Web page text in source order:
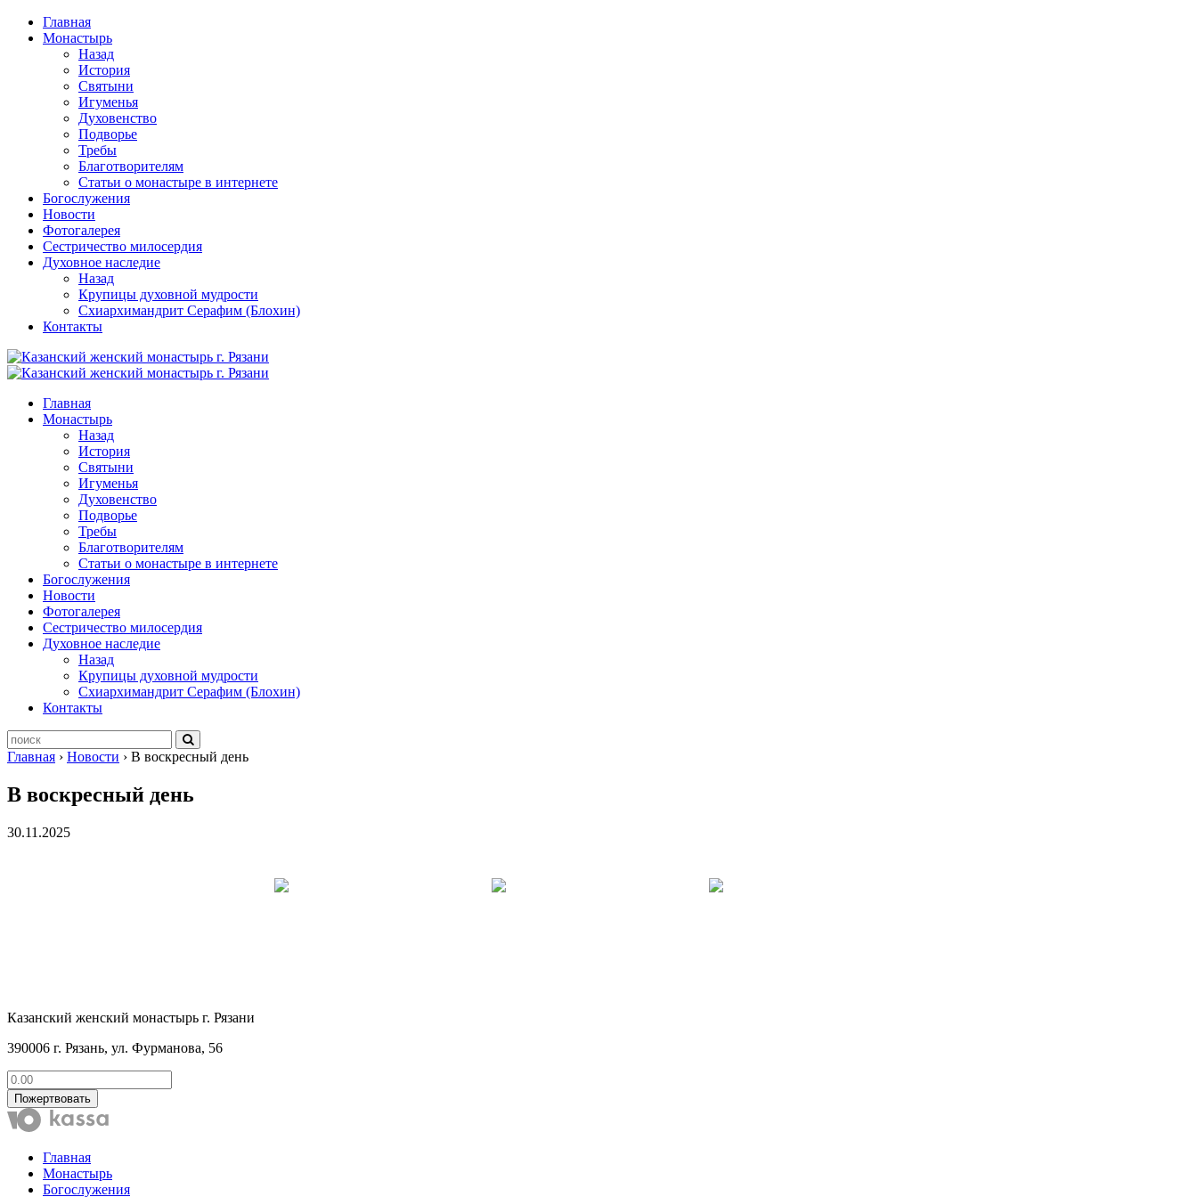
Перейти
содержимому
Главная
Монастырь
Назад
История
Святыни
Игуменья
Духовенство
Подворье
Требы
Благотворителям
Статьи о монастыре в интернете
Богослужения
Новости
Фотогалерея
Сестричество милосердия
Духовное наследие
Назад
Крупицы духовной мудрости
Схиархимандрит Серафим (Блохин)
Контакты
Главная
Монастырь
Назад
История
Святыни
Игуменья
Духовенство
Подворье
Требы
Благотворителям
Статьи о монастыре в интернете
Богослужения
Новости
Фотогалерея
Сестричество милосердия
Духовное наследие
Назад
Крупицы духовной мудрости
Схиархимандрит Серафим (Блохин)
Контакты
Главная › Новости › В воскресный день
В воскресный день
30.11.2025
Казанский женский монастырь г. Рязани
390006 г. Рязань, ул. Фурманова, 56
Пожертвовать
Главная
Монастырь
Богослужения